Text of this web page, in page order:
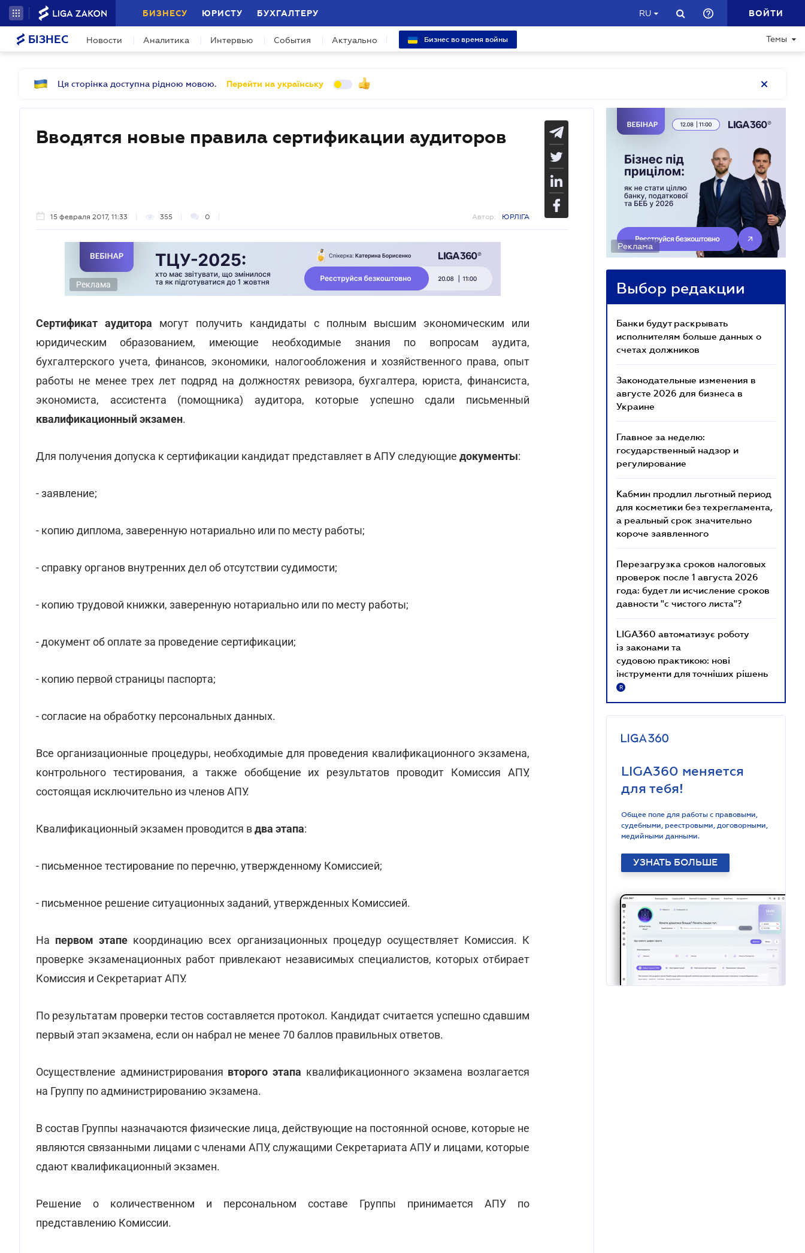
БИЗНЕСУ ЮРИСТУ БУХГАЛТЕРУ RU ВОЙТИ
БІЗНЕС Новости Аналитика Интервью События Актуально Бизнес во время войны Темы
Ця сторінка доступна рідною мовою. Перейти на українську
Вводятся новые правила сертификации аудиторов
15 февраля 2017, 11:33 355 0 Автор: ЮРЛІГА
Реклама
Сертификат аудитора могут получить кандидаты с полным высшим экономическим или
юридическим образованием, имеющие необходимые знания по вопросам аудита,
бухгалтерского учета, финансов, экономики, налогообложения и хозяйственного права, опыт
работы не менее трех лет подряд на должностях ревизора, бухгалтера, юриста, финансиста,
экономиста, ассистента (помощника) аудитора, которые успешно сдали письменный
квалификационный экзамен.
Для получения допуска к сертификации кандидат представляет в АПУ следующие документы:
- заявление;
- копию диплома, заверенную нотариально или по месту работы;
- справку органов внутренних дел об отсутствии судимости;
- копию трудовой книжки, заверенную нотариально или по месту работы;
- документ об оплате за проведение сертификации;
- копию первой страницы паспорта;
- согласие на обработку персональных данных.
Все организационные процедуры, необходимые для проведения квалификационного экзамена,
контрольного тестирования, а также обобщение их результатов проводит Комиссия АПУ,
состоящая исключительно из членов АПУ.
Квалификационный экзамен проводится вдва этапа:
- письменное тестирование по перечню, утвержденному Комиссией;
- письменное решение ситуационных заданий, утвержденных Комиссией.
На первом этапе координацию всех организационных процедур осуществляет Комиссия. К
проверке экзаменационных работ привлекают независимых специалистов, которых отбирает
Комиссия и Секретариат АПУ.
По результатам проверки тестов составляется протокол. Кандидат считается успешно сдавшим
первый этап экзамена, если он набрал не менее 70 баллов правильных ответов.
Осуществление администрирования второго этапа квалификационного экзамена возлагается
на Группу по администрированию экзамена.
В состав Группы назначаются физические лица, действующие на постоянной основе, которые не
являются связанными лицами с членами АПУ, служащими Секретариата АПУ и лицами, которые
сдают квалификационный экзамен.
Решение о количественном и персональном составе Группы принимается АПУ по
представлению Комиссии.
Реклама
Выбор редакции
Банки будут раскрывать
исполнителям больше данных о
счетах должников
Законодательные изменения в
августе 2026 для бизнеса в
Украине
Главное за неделю:
государственный надзор и
регулирование
Кабмин продлил льготный период
для косметики без техрегламента,
а реальный срок значительно
короче заявленного
Перезагрузка сроков налоговых
проверок после 1 августа 2026
года: будет ли исчисление сроков
давности "с чистого листа"?
LIGA360 автоматизує роботу
із законами та
судовою практикою: нові
інструменти для точніших рішень
R
LIGA360 меняется
для тебя!
Общее поле для работы с правовыми,
судебными, реестровыми, договорными,
медийными данными.
УЗНАТЬ БОЛЬШЕ